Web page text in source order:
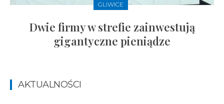
GLIWICE
Dwie firmy w strefie zainwestują
gigantyczne pieniądze
AKTUALNOŚCI